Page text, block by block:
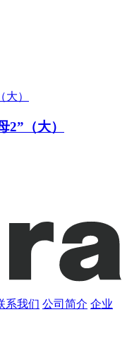
（大）
系我们 公司简介 企业